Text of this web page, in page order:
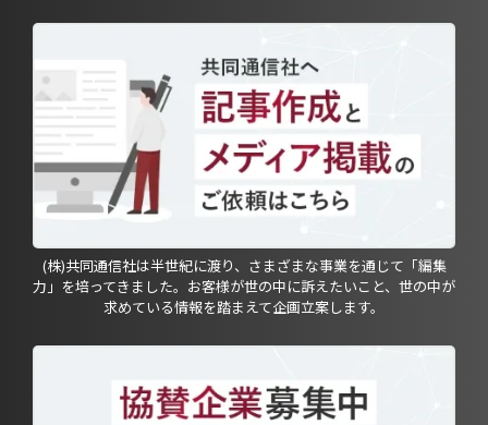
(株)共同通信社は半世紀に渡り、さまざまな事業を通じて「編集
力」を培ってきました。お客様が世の中に訴えたいこと、世の中が
求めている情報を踏まえて企画立案します。